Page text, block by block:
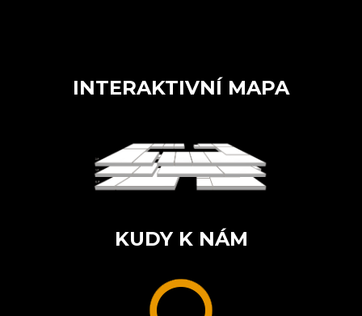
INTERAKTIVNÍ MAPA
KUDY K NÁM